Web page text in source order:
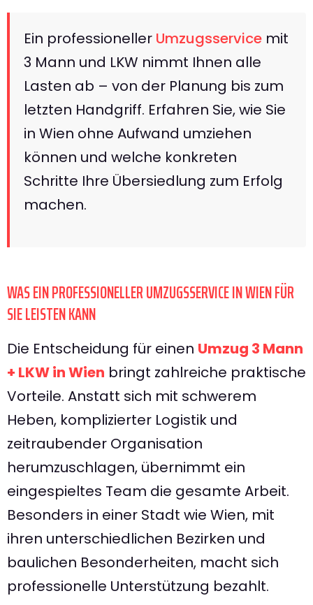
Ein professioneller Umzugsservice mit
3 Mann und LKW nimmt Ihnen alle
Lasten ab – von der Planung bis zum
letzten Handgriff. Erfahren Sie, wie Sie
in Wien ohne Aufwand umziehen
können und welche konkreten
Schritte Ihre Übersiedlung zum Erfolg
machen.
WAS EIN PROFESSIONELLER UMZUGSSERVICE IN WIEN FÜR
SIE LEISTEN KANN
Die Entscheidung für einen Umzug 3 Mann
+ LKW in Wien bringt zahlreiche praktische
Vorteile. Anstatt sich mit schwerem
Heben, komplizierter Logistik und
zeitraubender Organisation
herumzuschlagen, übernimmt ein
eingespieltes Team die gesamte Arbeit.
Besonders in einer Stadt wie Wien, mit
ihren unterschiedlichen Bezirken und
baulichen Besonderheiten, macht sich
professionelle Unterstützung bezahlt.